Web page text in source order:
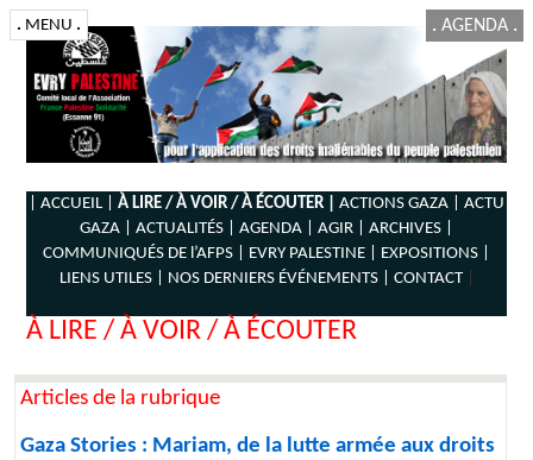
. MENU . . AGENDA .
| ACCUEIL | À LIRE / À VOIR / À ÉCOUTER | ACTIONS GAZA |
ACTU
GAZA |
ACTUALITÉS | AGENDA | AGIR |
ARCHIVES |
COMMUNIQUÉS DE l’AFPS |
EVRY PALESTINE |
EXPOSITIONS |
LIENS UTILES |
NOS DERNIERS ÉVÉNEMENTS | CONTACT|
À LIRE / À VOIR / À ÉCOUTER
Articles de la rubrique
Gaza Stories : Mariam, de la lutte armée aux droits